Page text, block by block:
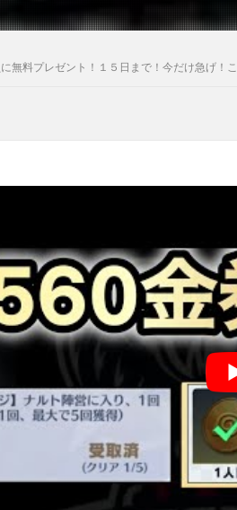
無料プレゼント！１５日まで！今だけ急げ